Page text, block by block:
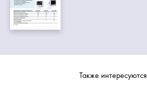
Также интересуются